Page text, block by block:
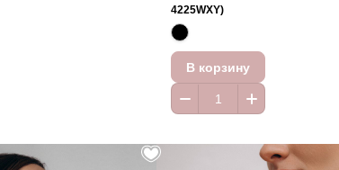
4225WXY)
В корзину